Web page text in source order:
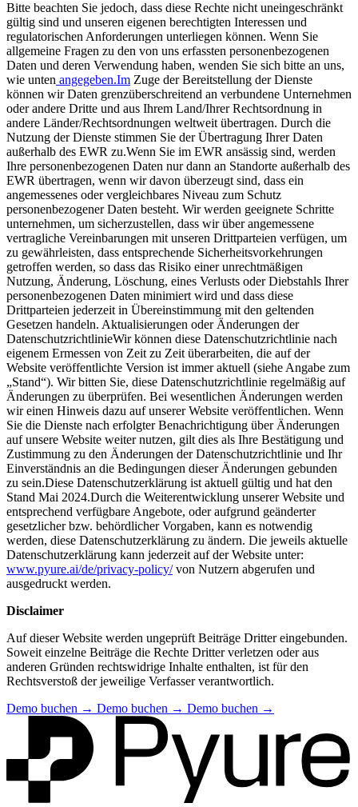
Bitte beachten Sie jedoch, dass diese Rechte nicht uneingeschränkt
gültig sind und unseren eigenen berechtigten Interessen und
regulatorischen Anforderungen unterliegen können. Wenn Sie
allgemeine Fragen zu den von uns erfassten personenbezogenen
Daten und deren Verwendung haben, wenden Sie sich bitte an uns,
wie unten angegeben.Im Zuge der Bereitstellung der Dienste
können wir Daten grenzüberschreitend an verbundene Unternehmen
oder andere Dritte und aus Ihrem Land/Ihrer Rechtsordnung in
andere Länder/Rechtsordnungen weltweit übertragen. Durch die
Nutzung der Dienste stimmen Sie der Übertragung Ihrer Daten
außerhalb des EWR zu.Wenn Sie im EWR ansässig sind, werden
Ihre personenbezogenen Daten nur dann an Standorte außerhalb des
EWR übertragen, wenn wir davon überzeugt sind, dass ein
angemessenes oder vergleichbares Niveau zum Schutz
personenbezogener Daten besteht. Wir werden geeignete Schritte
unternehmen, um sicherzustellen, dass wir über angemessene
vertragliche Vereinbarungen mit unseren Drittparteien verfügen, um
zu gewährleisten, dass entsprechende Sicherheitsvorkehrungen
getroffen werden, so dass das Risiko einer unrechtmäßigen
Nutzung, Änderung, Löschung, eines Verlusts oder Diebstahls Ihrer
personenbezogenen Daten minimiert wird und dass diese
Drittparteien jederzeit in Übereinstimmung mit den geltenden
Gesetzen handeln. Aktualisierungen oder Änderungen der
DatenschutzrichtlinieWir können diese Datenschutzrichtlinie nach
eigenem Ermessen von Zeit zu Zeit überarbeiten, die auf der
Website veröffentlichte Version ist immer aktuell (siehe Angabe zum
„Stand“). Wir bitten Sie, diese Datenschutzrichtlinie regelmäßig auf
Änderungen zu überprüfen. Bei wesentlichen Änderungen werden
wir einen Hinweis dazu auf unserer Website veröffentlichen. Wenn
Sie die Dienste nach erfolgter Benachrichtigung über Änderungen
auf unsere Website weiter nutzen, gilt dies als Ihre Bestätigung und
Zustimmung zu den Änderungen der Datenschutzrichtlinie und Ihr
Einverständnis an die Bedingungen dieser Änderungen gebunden
zu sein.Diese Datenschutzerklärung ist aktuell gültig und hat den
Stand Mai 2024.Durch die Weiterentwicklung unserer Website und
entsprechend verfügbare Angebote, oder aufgrund geänderter
gesetzlicher bzw. behördlicher Vorgaben, kann es notwendig
werden, diese Datenschutzerklärung zu ändern. Die jeweils aktuelle
Datenschutzerklärung kann jederzeit auf der Website unter:
www.pyure.ai/de/privacy-policy/von Nutzern abgerufen und
ausgedruckt werden.
Disclaimer
Auf dieser Website werden ungeprüft Beiträge Dritter eingebunden.
Soweit einzelne Beiträge die Rechte Dritter verletzen oder aus
anderen Gründen rechtswidrige Inhalte enthalten, ist für den
Rechtsverstoß der jeweilige Verfasser verantwortlich.
Demo buchen → Demo buchen → Demo buchen →